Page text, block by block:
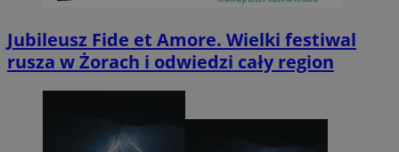
Jubileusz Fide et Amore. Wielki festiwal
rusza w Żorach i odwiedzi cały region